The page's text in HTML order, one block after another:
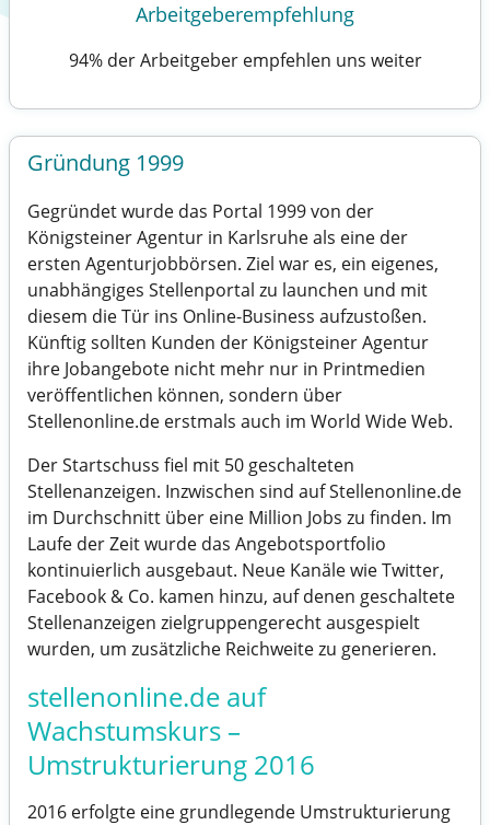
Arbeitgeberempfehlung
94% derArbeitgeberempfehlen uns weiter
Gründung 1999
Gegründet wurde das Portal 1999 von der
Königsteiner Agentur in Karlsruhe als eine der
ersten Agenturjobbörsen. Ziel war es, ein eigenes,
unabhängiges Stellenportal zu launchen und mit
diesem die Tür ins Online-Business aufzustoßen.
Künftig sollten Kunden der Königsteiner Agentur
ihre Jobangebote nicht mehr nur in Printmedien
veröffentlichen können, sondern über
Stellenonline.de erstmals auch im World Wide Web.
Der Startschuss fiel mit 50 geschalteten
Stellenanzeigen. Inzwischen sind auf Stellenonline.de
im Durchschnitt über eine Million Jobs zu finden. Im
Laufe der Zeit wurde das Angebotsportfolio
kontinuierlich ausgebaut. Neue Kanäle wie Twitter,
Facebook & Co. kamen hinzu, auf denen geschaltete
Stellenanzeigen zielgruppengerecht ausgespielt
wurden, um zusätzliche Reichweite zu generieren.
stellenonline.de auf
Wachstumskurs –
Umstrukturierung 2016
2016 erfolgte eine grundlegende Umstrukturierung